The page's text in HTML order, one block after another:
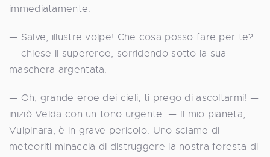
immediatamente.
— Salve, illustre volpe! Che cosa posso fare per te?
— chiese il supereroe, sorridendo sotto la sua
maschera argentata.
— Oh, grande eroe dei cieli, ti prego di ascoltarmi! —
iniziò Velda con un tono urgente. — Il mio pianeta,
Vulpinara, è in grave pericolo. Uno sciame di
meteoriti minaccia di distruggere la nostra foresta di